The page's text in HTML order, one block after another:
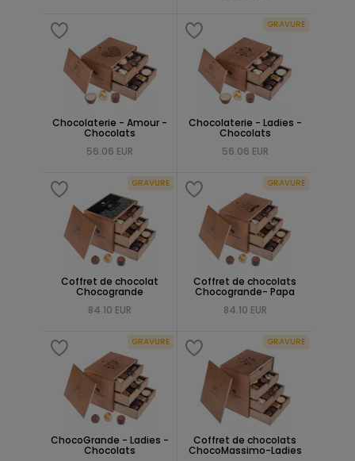
Chocolaterie - Amour -
Chocolats
56.06 EUR
GRAVURE
Chocolaterie - Ladies -
Chocolats
56.06 EUR
GRAVURE
Coffret de chocolat
Chocogrande
84.10 EUR
GRAVURE
Coffret de chocolats
Chocogrande- Papa
84.10 EUR
GRAVURE
ChocoGrande - Ladies -
Chocolats
GRAVURE
Coffret de chocolats
ChocoMassimo-Ladies